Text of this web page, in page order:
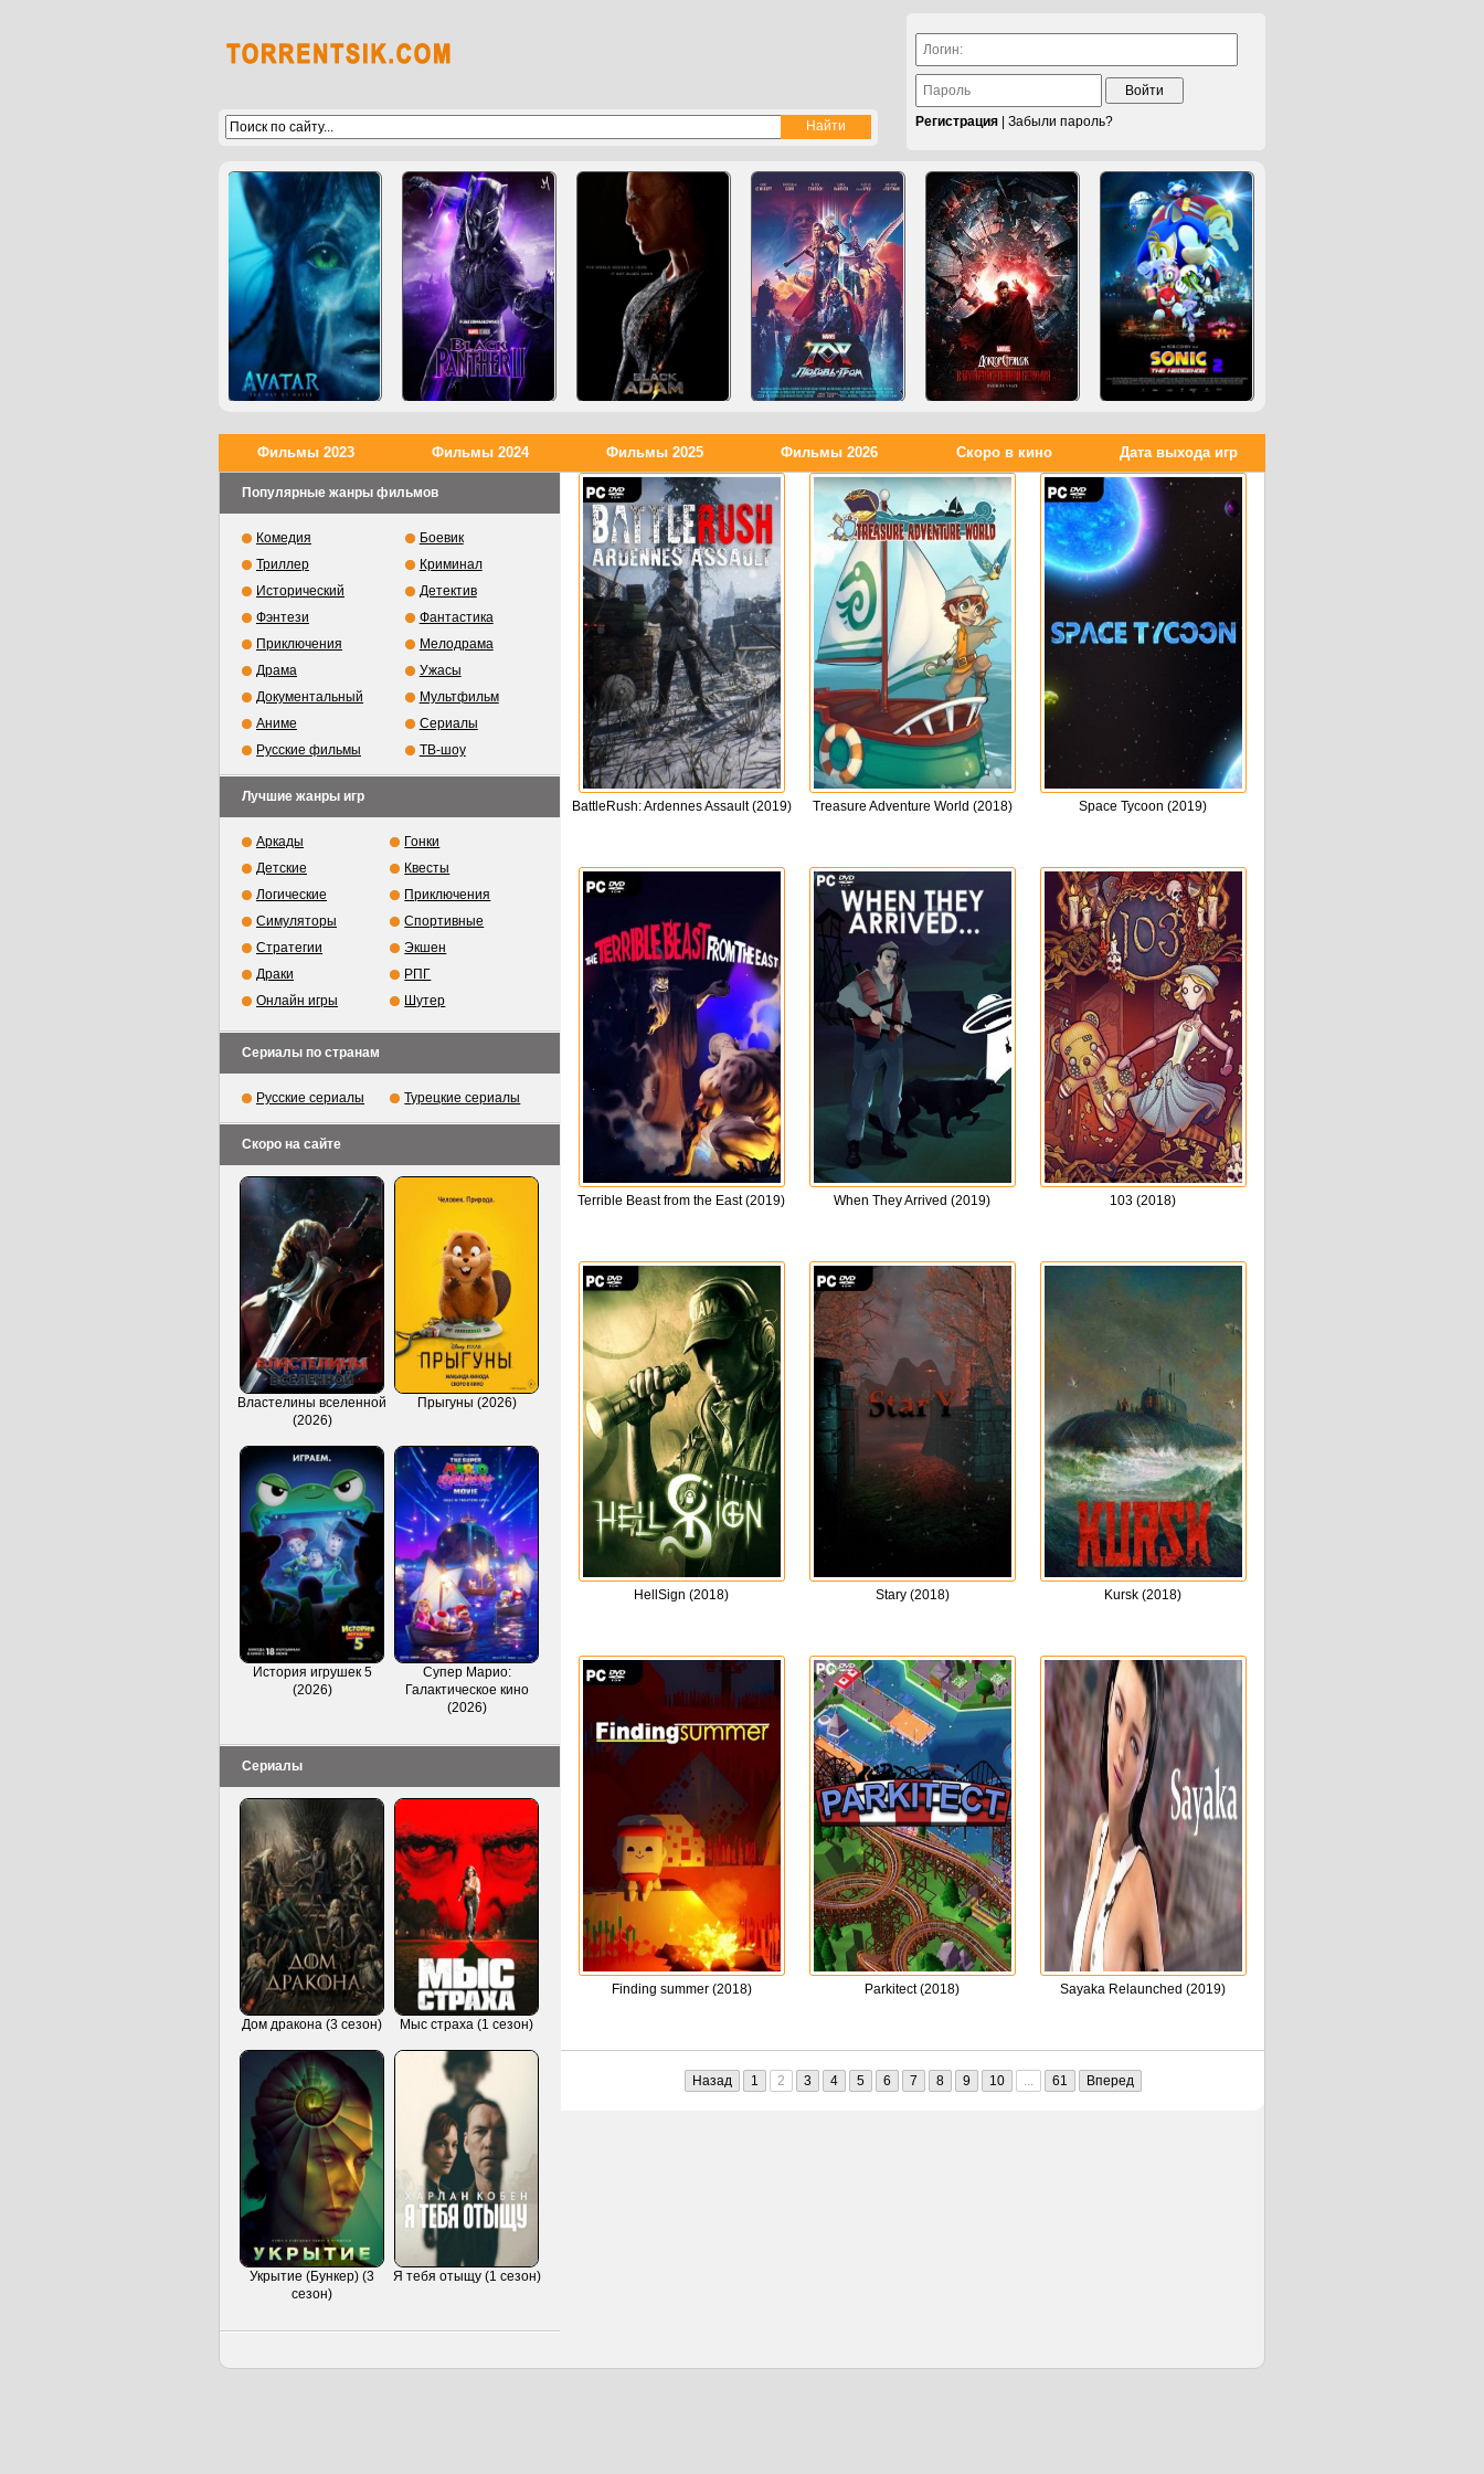
Войти
Регистрация
Забыли пароль?
BattleRush: Ardennes Assault (2019) Treasure Adventure World (2018) Space Tycoon (2019)
Terrible Beast from the East (2019) When They Arrived (2019) 103 (2018)
HellSign (2018) Stary (2018) Kursk (2018)
Finding summer (2018) Parkitect (2018) Sayaka Relaunched (2019)
Назад 1 2 3 4 5 6 7 8 9 10 ... 61 Вперед
Фильмы 2023 Фильмы 2024 Фильмы 2025 Фильмы 2026 Скоро в кино Дата выхода игр
Популярные жанры фильмов
Комедия
Боевик
Триллер
Криминал
Исторический
Детектив
Фэнтези
Фантастика
Приключения
Мелодрама
Драма
Ужасы
Документальный
Мультфильм
Аниме
Сериалы
Русские фильмы
ТВ-шоу
Лучшие жанры игр
Аркады
Гонки
Детские
Квесты
Логические
Приключения
Симуляторы
Спортивные
Стратегии
Экшен
Драки
РПГ
Онлайн игры
Шутер
Сериалы по странам
Русские сериалы Турецкие сериалы
Скоро на сайте
Властелины вселенной
(2026)
Прыгуны (2026)
История игрушек 5
(2026)
Супер Марио:
Галактическое кино
(2026)
Сериалы
Дом дракона (3 сезон) Мыс страха (1 сезон)
Укрытие (Бункер) (3
сезон)
Я тебя отыщу (1 сезон)